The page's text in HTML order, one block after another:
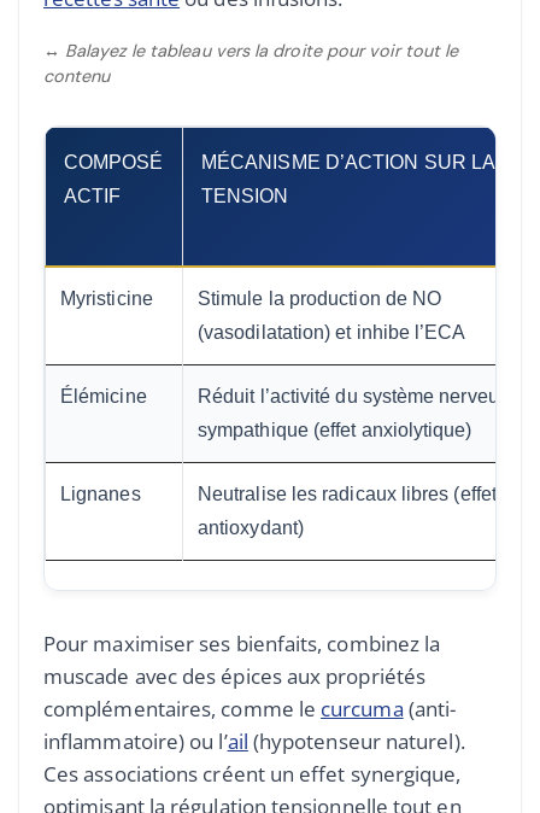
↔ Balayez le tableau vers la droite pour voir tout le
contenu
COMPOSÉ
ACTIF
MÉCANISME D’ACTION SUR LA
TENSION
Myristicine
Stimule la production de NO
(vasodilatation) et inhibe l’ECA
Élémicine
Réduit l’activité du système nerveux
sympathique (effet anxiolytique)
Lignanes
Neutralise les radicaux libres (effet
antioxydant)
Pour maximiser ses bienfaits, combinez la
muscade avec des épices aux propriétés
complémentaires, comme le curcuma (anti-
inflammatoire) ou l’ail (hypotenseur naturel).
Ces associations créent un effet synergique,
optimisant la régulation tensionnelle tout en